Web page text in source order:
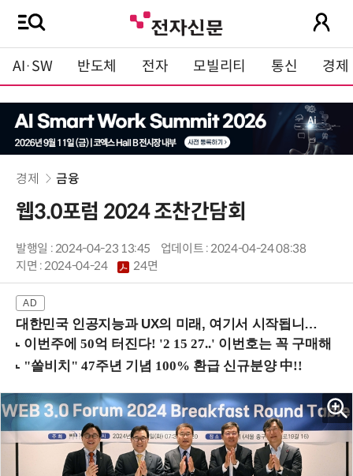
AI·SW 반도체 전자 모빌리티 통신 경제
경제 금융
웹3.0포럼 2024 조찬간담회
발행일 : 2024-04-23 13:45
업데이트 : 2024-04-24 08:38
지면 :2024-04-24 24면
대한민국 인공지능과 UX의 미래, 여기서 시작됩니다! (9/2 강남역)